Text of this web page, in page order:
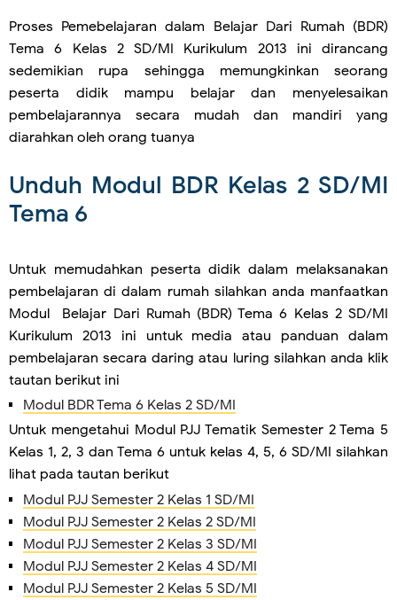
Proses Pemebelajaran dalam Belajar Dari Rumah (BDR)
Tema 6 Kelas 2 SD/MI Kurikulum 2013 ini dirancang
sedemikian rupa sehingga memungkinkan seorang
peserta didik mampu belajar dan menyelesaikan
pembelajarannya secara mudah dan mandiri yang
diarahkan oleh orang tuanya
Unduh Modul BDR Kelas 2 SD/MI
Tema 6
Untuk memudahkan peserta didik dalam melaksanakan
pembelajaran di dalam rumah silahkan anda manfaatkan
Modul Belajar Dari Rumah (BDR) Tema 6 Kelas 2 SD/MI
Kurikulum 2013 ini untuk media atau panduan dalam
pembelajaran secara daring atau luring silahkan anda klik
tautan berikut ini
Modul BDR Tema 6 Kelas 2 SD/MI
Untuk mengetahui Modul PJJ Tematik Semester 2 Tema 5
Kelas 1, 2, 3 dan Tema 6 untuk kelas 4, 5, 6 SD/MI silahkan
lihat pada tautan berikut
Modul PJJ Semester 2 Kelas 1 SD/MI
Modul PJJ Semester 2 Kelas 2 SD/MI
Modul PJJ Semester 2 Kelas 3 SD/MI
Modul PJJ Semester 2 Kelas 4 SD/MI
Modul PJJ Semester 2 Kelas 5 SD/MI